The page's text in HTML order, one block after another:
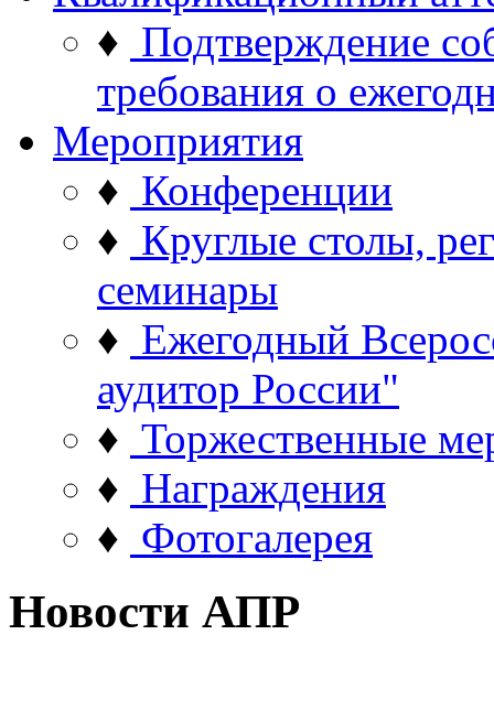
♦ Подтверждение
требования о
Мероприятия
♦ Конференции
♦ Круглые столы,
семинары
♦ Ежегодный
аудитор России"
♦ Торжественные
♦ Награждения
♦ Фотогалерея
Новости АПР